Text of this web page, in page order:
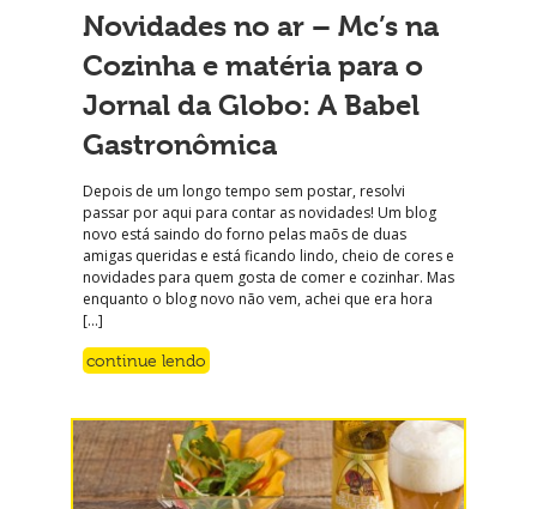
Novidades no ar – Mc’s na
Cozinha e matéria para o
Jornal da Globo: A Babel
Gastronômica
Depois de um longo tempo sem postar, resolvi
passar por aqui para contar as novidades! Um blog
novo está saindo do forno pelas maõs de duas
amigas queridas e está ficando lindo, cheio de cores e
novidades para quem gosta de comer e cozinhar. Mas
enquanto o blog novo não vem, achei que era hora
[…]
continue lendo